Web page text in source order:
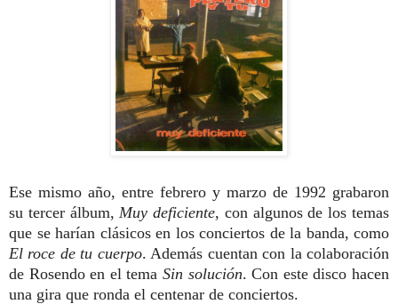
Ese mismo año, entre febrero y marzo de 1992 grabaron
su tercer álbum,Muy deficiente, con algunos de los temas
que se harían clásicos en los conciertos de la banda, como
El roce de tu cuerpo. Además cuentan con la colaboración
de Rosendo en el tema Sin solución. Con este disco hacen
una gira que ronda el centenar de conciertos.